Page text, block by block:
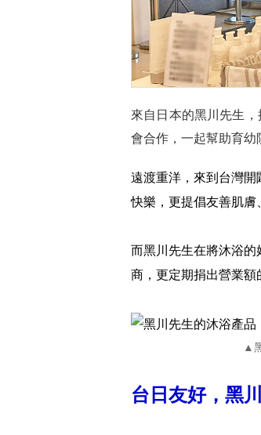
來自日本的黑川先生
會合作，一起幫助育幼
遠渡重洋，來到台灣
快樂，更提倡友善肌膚
而黑川先生在將沐浴的
商，更定期捐出營業額
▲
台日友好，黑